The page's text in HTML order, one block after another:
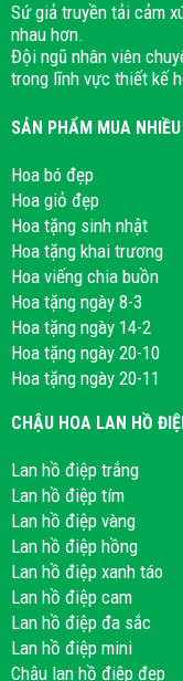
Sứ giả truyền tải cảm
nhau hơn.
Đội ngũ nhân viên
trong lĩnh vực thiết kế
SẢN PHẨM MUA NHIỀU
Hoa bó đẹp
Hoa giỏ đẹp
Hoa tặng sinh nhật
Hoa tặng khai trương
Hoa viếng chia buồn
Hoa tặng ngày 8-3
Hoa tặng ngày 14-2
Hoa tặng ngày 20-10
Hoa tặng ngày 20-11
CHẬU HOA LAN HỒ
Lan hồ điệp trắng
Lan hồ điệp tím
Lan hồ điệp vàng
Lan hồ điệp hồng
Lan hồ điệp xanh táo
Lan hồ điệp cam
Lan hồ điệp đa sắc
Lan hồ điệp mini
Chậu lan hồ điệp đẹp